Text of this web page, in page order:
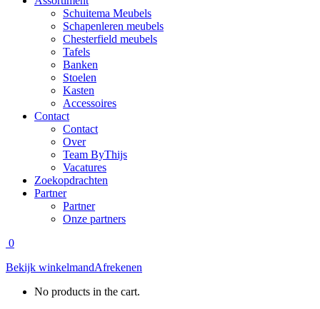
Schuitema Meubels
Schapenleren meubels
Chesterfield meubels
Tafels
Banken
Stoelen
Kasten
Accessoires
Contact
Contact
Over
Team ByThijs
Vacatures
Zoekopdrachten
Partner
Partner
Onze partners
0
Bekijk winkelmandAfrekenen
No products in the cart.